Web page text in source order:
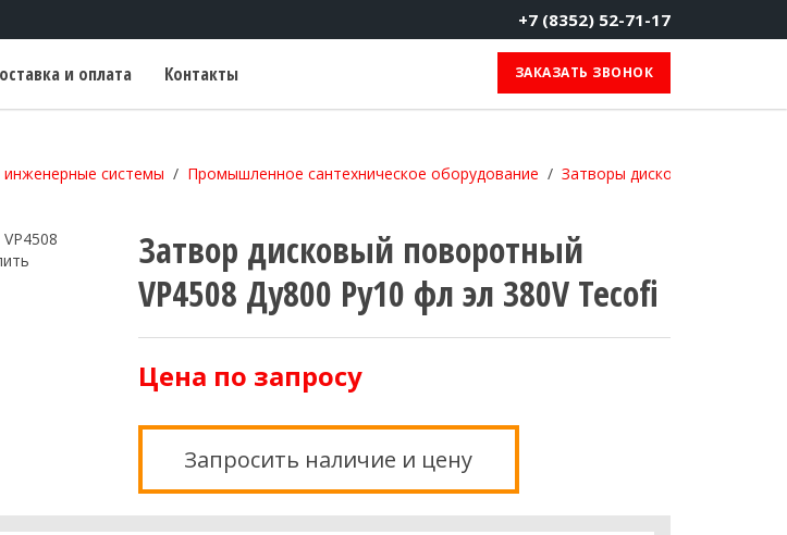
+7 (8352) 52-71-17
и оплата Контакты ЗАКАЗАТЬ ЗВОНОК
инженерные системы Промышленное сантехническое оборудование Затворы дисковые
Затвор дисковый поворотный
VP4508 Ду800 Ру10 фл эл 380V Tecofi
Цена по запросу
Запросить наличие и цену